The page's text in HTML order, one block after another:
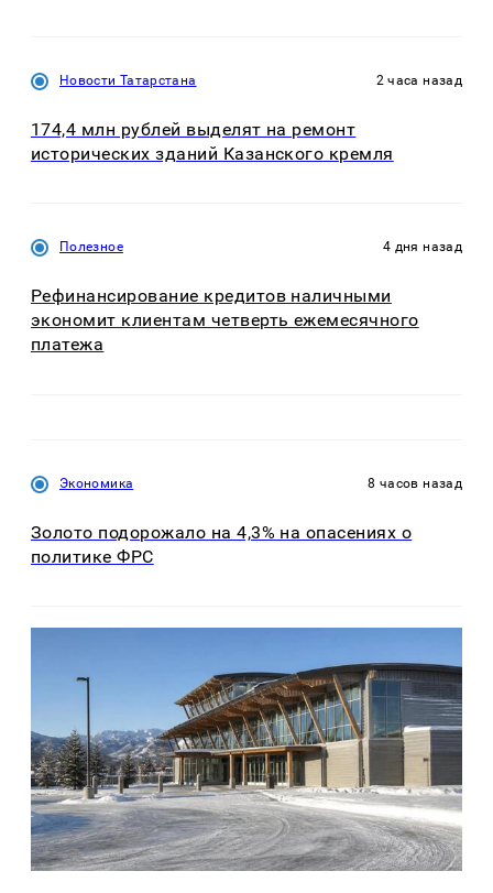
Новости Татарстана 2 часа назад
174,4 млн рублей выделят на ремонт
исторических зданий Казанского кремля
Полезное 4 дня назад
Рефинансирование кредитов наличными
экономит клиентам четверть ежемесячного
платежа
Экономика 8 часов назад
Золото подорожало на 4,3% на опасениях о
политике ФРС